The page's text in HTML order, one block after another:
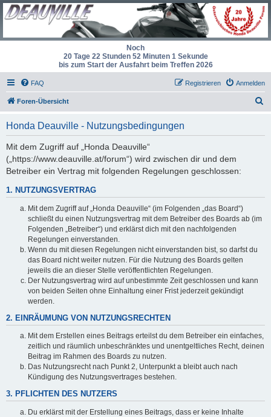
Noch
20 Tage 22 Stunden 52 Minuten 1 Sekunde
bis zum Start der Ausfahrt beim Treffen 2026
FAQ Anmelden
Registrieren
Foren-Übersicht
Honda Deauville - Nutzungsbedingungen
Mit dem Zugriff auf „Honda Deauville“
(„https://www.deauville.at/forum“) wird zwischen dir und dem
Betreiber ein Vertrag mit folgenden Regelungen geschlossen:
1. NUTZUNGSVERTRAG
Mit dem Zugriff auf „Honda Deauville“ (im Folgenden „das Board“)
schließt du einen Nutzungsvertrag mit dem Betreiber des Boards ab (im
Folgenden „Betreiber“) und erklärst dich mit den nachfolgenden
Regelungen einverstanden.
Wenn du mit diesen Regelungen nicht einverstanden bist, so darfst du
das Board nicht weiter nutzen. Für die Nutzung des Boards gelten
jeweils die an dieser Stelle veröffentlichten Regelungen.
Der Nutzungsvertrag wird auf unbestimmte Zeit geschlossen und kann
von beiden Seiten ohne Einhaltung einer Frist jederzeit gekündigt
werden.
2. EINRÄUMUNG VON NUTZUNGSRECHTEN
Mit dem Erstellen eines Beitrags erteilst du dem Betreiber ein einfaches,
zeitlich und räumlich unbeschränktes und unentgeltliches Recht, deinen
Beitrag im Rahmen des Boards zu nutzen.
Das Nutzungsrecht nach Punkt 2, Unterpunkt a bleibt auch nach
Kündigung des Nutzungsvertrages bestehen.
3. PFLICHTEN DES NUTZERS
Du erklärst mit der Erstellung eines Beitrags, dass er keine Inhalte